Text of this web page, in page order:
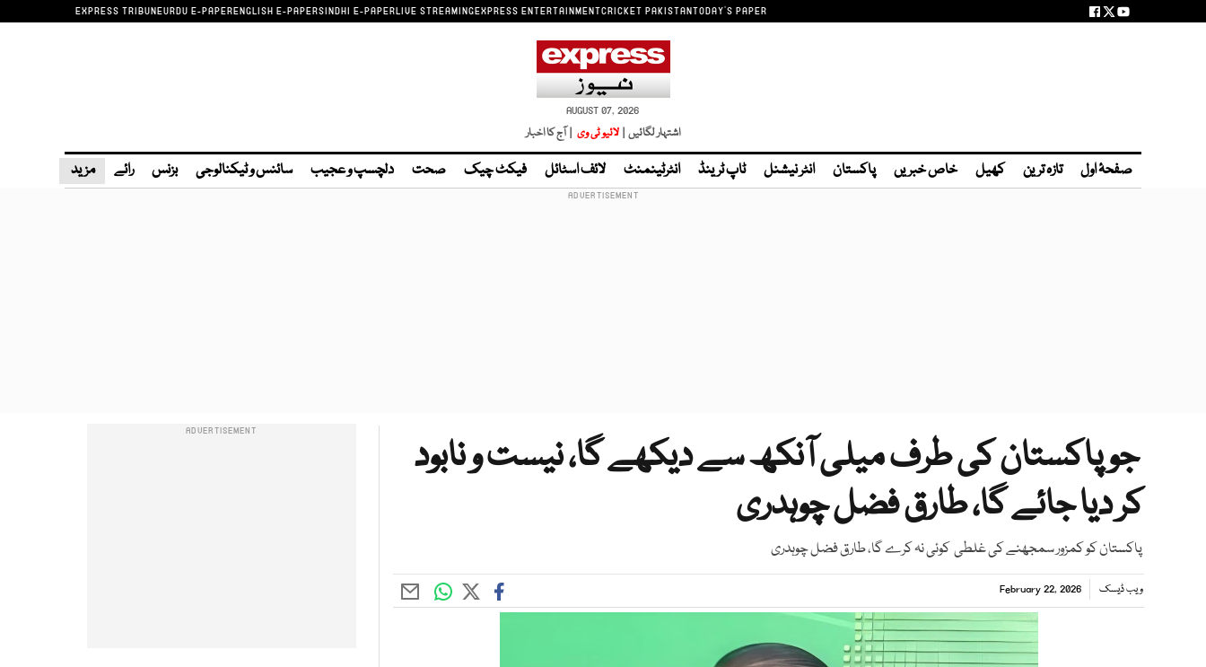
EXPRESS TRIBUNEURDU E-PAPERENGLISH E-PAPERSINDHI E-PAPERLIVE STREAMINGEXPRESS ENTERTAINMENTCRICKET PAKISTANTODAY'S PAPER
AUGUST 07, 2026
اشتہار لگائیں | لائیو ٹی وی | آج کا اخبار
صفحۂ اول تازہ ترین کھیل خاص خبریں پاکستان انٹر نیشنل ٹاپ ٹرینڈ انٹرٹینمنٹ لائف اسٹائل فیکٹ چیک صحت دلچسپ و عجیب سائنس و ٹیکنالوجی بزنس رائے مزید
جو پاکستان کی طرف میلی آنکھ سے دیکھے گا، نیست و نابود
کر دیا جائے گا، طارق فضل چوہدری
پاکستان کو کمزور سمجھنے کی غلطی کوئی نہ کرے گا، طارق فضل چوہدری
ویب ڈیسک February 22, 2026